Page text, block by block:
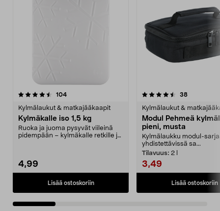
104arvostelut
Kylmälaukut & matkajääkaapit
Kylmäkalle iso 1,5 kg
Ruoka ja juoma pysyvät viileinä
pidempään – kylmäkalle retkille ja
4,99
Lisää ostoskoriin
4.5 viidestä
38arvostelut
Kylmälaukut &
Modul Pehmeä
pieni, musta
Kylmälaukku modul-
yhdistettävissä sa...
Tilavuus: 2 l
3,49
Lisää ostoskoriin
4.5 viidestä